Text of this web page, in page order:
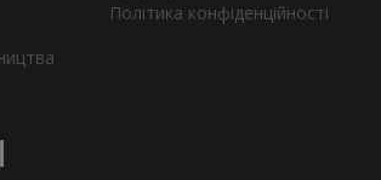
Політика конфіденційності